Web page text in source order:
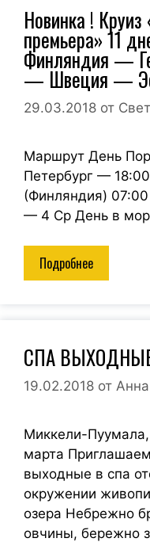
Новинка ! Круиз
премьера» 11
Финляндия —
— Швеция —
29.03.2018 от
Маршрут День
Петербург —
(Финляндия)
— 4 Ср День в
Подробнее
СПА
19.02.2018 от
Миккели-
марта
выходные в спа
окружении
озера Небрежно
овчины, бережно